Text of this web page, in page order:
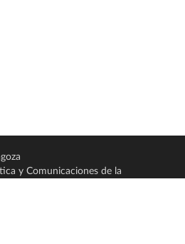
y Comunicaciones de la